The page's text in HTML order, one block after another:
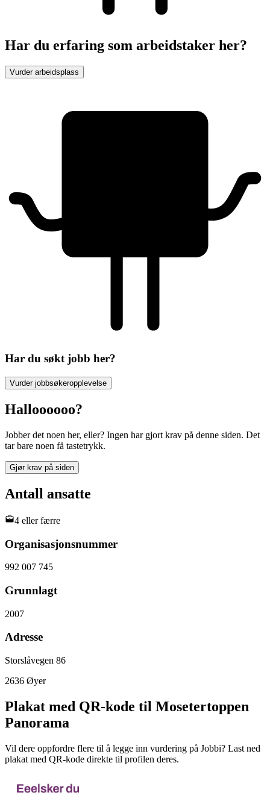
Har du erfaring som arbeidstaker her?
Vurder arbeidsplass
Har du søkt jobb her?
Vurder jobbsøkeropplevelse
Halloooooo?
Jobber det noen her, eller? Ingen har gjort krav på denne siden. Det
tar bare noen få tastetrykk.
Gjør krav på siden
Antall ansatte
4 eller færre
Organisasjonsnummer
992 007 745
Grunnlagt
2007
Adresse
Storslåvegen 86
2636 Øyer
Plakat med QR-kode til Mosetertoppen
Panorama
Vil dere oppfordre flere til å legge inn vurdering på Jobbi? Last ned
plakat med QR-kode direkte til profilen deres.